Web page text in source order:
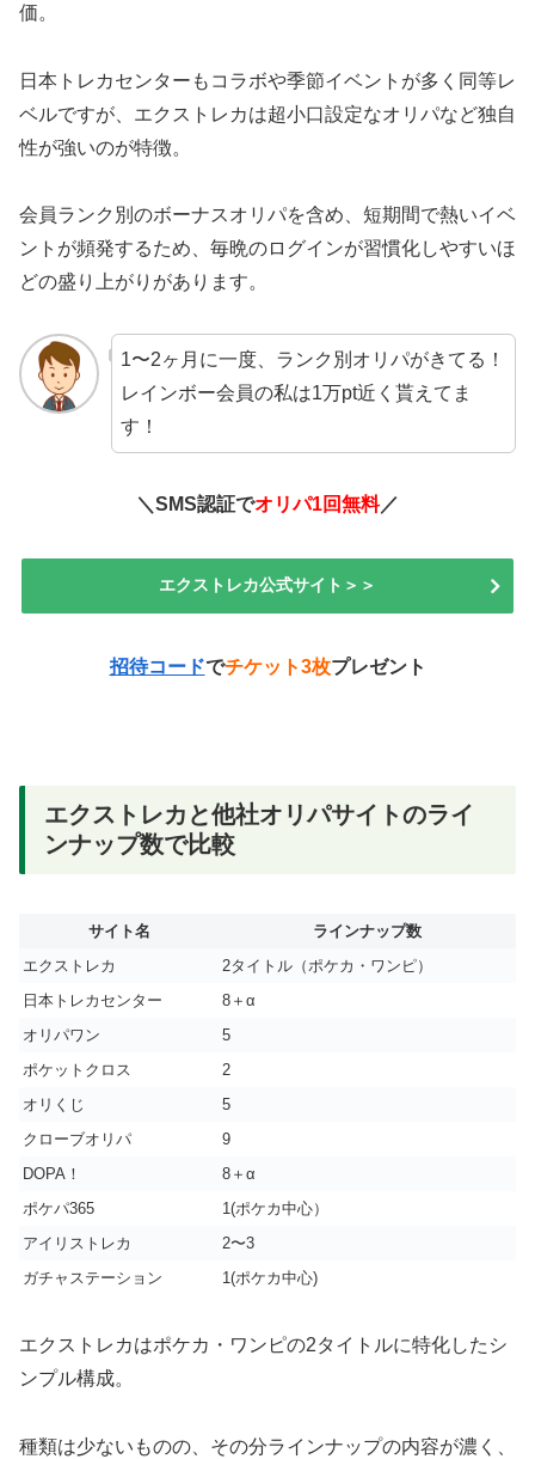
価。
日本トレカセンターもコラボや季節イベントが多く同等レ
ベルですが、エクストレカは超小口設定なオリパなど独自
性が強いのが特徴。
会員ランク別のボーナスオリパを含め、短期間で熱いイベ
ントが頻発するため、毎晩のログインが習慣化しやすいほ
どの盛り上がりがあります。
1〜2ヶ月に一度、ランク別オリパがきてる！
レインボー会員の私は1万pt近く貰えてま
す！
＼SMS認証でオリパ1回無料／
エクストレカ公式サイト＞＞
招待コードでチケット3枚プレゼント
エクストレカと他社オリパサイトのライ
ンナップ数で比較
サイト名
ラインナップ数
エクストレカ
2タイトル（ポケカ・ワンピ）
日本トレカセンター
8＋α
オリパワン
5
ポケットクロス
2
オリくじ
5
クローブオリパ
9
DOPA！
8＋α
ポケパ365
1(ポケカ中心）
アイリストレカ
2〜3
ガチャステーション
1(ポケカ中心)
エクストレカはポケカ・ワンピの2タイトルに特化したシ
ンプル構成。
種類は少ないものの、その分ラインナップの内容が濃く、